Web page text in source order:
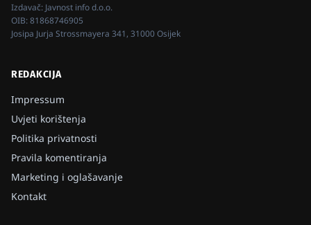
Izdavač: Javnost info d.o.o.
OIB:81868746905
Josipa Jurja Strossmayera 341, 31000 Osijek
REDAKCIJA
Impressum
Uvjeti korištenja
Politika privatnosti
Pravila komentiranja
Marketing i oglašavanje
Kontakt